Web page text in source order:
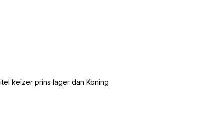
keizer prins lager dan Koning